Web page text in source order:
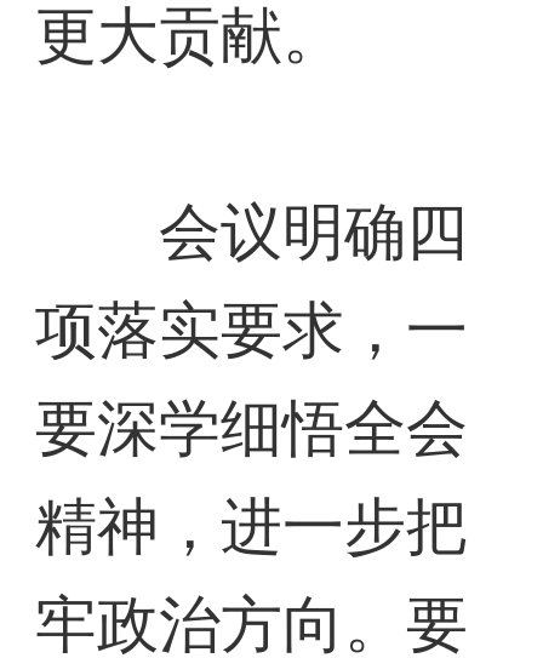
更大贡献。
会议明确四
项落实要求，一
要深学细悟全会
精神，进一步把
牢政治方向。要